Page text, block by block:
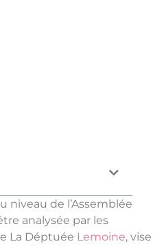
niveau de l’Assemblée
analysée par les
La Déptuée Lemoine, vise